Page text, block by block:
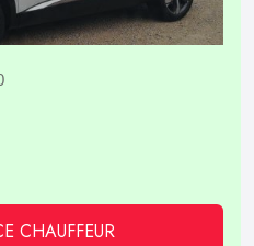
CHAUFFEUR